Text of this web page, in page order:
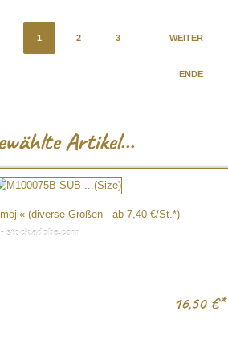
1 2 3 WEITER
ENDE
Artikel...
(diverse Größen - ab 7,40 €/St.*)
16,50 €*